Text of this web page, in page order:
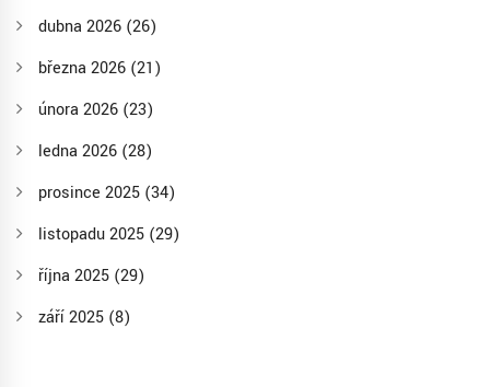
dubna 2026 (26)
března 2026 (21)
února 2026 (23)
ledna 2026 (28)
prosince 2025 (34)
listopadu 2025 (29)
října 2025 (29)
září 2025 (8)